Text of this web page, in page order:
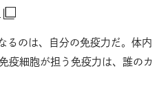
るのは、自分の免疫力だ。体内
疫細胞が担う免疫力は、誰のカ